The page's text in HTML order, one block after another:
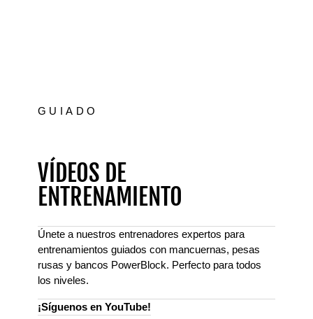
GUIADO
VÍDEOS DE
ENTRENAMIENTO
Únete a nuestros entrenadores expertos para
entrenamientos guiados con mancuernas, pesas
rusas y bancos PowerBlock. Perfecto para todos
los niveles.
¡Síguenos en YouTube!